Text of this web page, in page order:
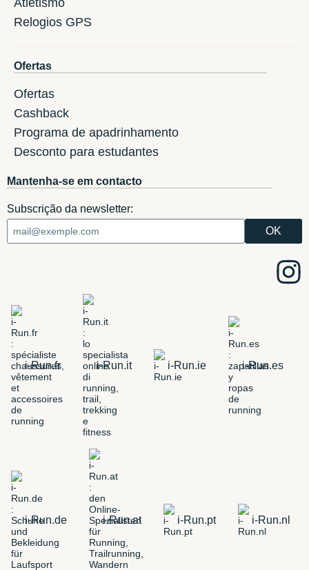
Atletismo
Relogios GPS
Ofertas
Ofertas
Cashback
Programa de apadrinhamento
Desconto para estudantes
Mantenha-se em contacto
Subscrição da newsletter:
i-Run.fr i-Run.it i-Run.ie i-Run.es
i-Run.de i-Run.at i-Run.pt i-Run.nl